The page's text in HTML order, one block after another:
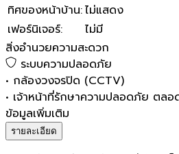
ทิศของหน้าบ้าน:ไม่แสดง
เฟอร์นิเจอร์:
ไม่มี
สิ่งอำนวยความสะดวก
ระบบความปลอดภัย
• กล้องวงจรปิด (CCTV)
• เจ้าหน้าที่รักษาความปลอดภัย ตล
ข้อมูลเพิ่มเติม
รายละเอียด